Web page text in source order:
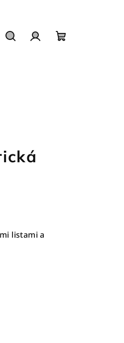
listami a